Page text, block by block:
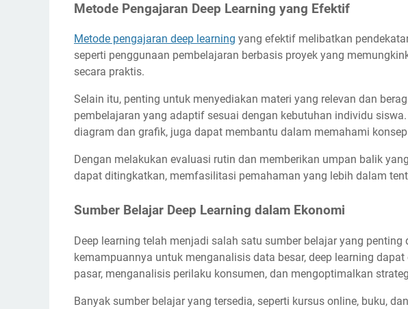
Metode Pengajaran Deep Learning yang Efektif
Metode pengajaran deep learning yang efektif melibatkan
seperti penggunaan pembelajaran berbasis proyek yang
secara praktis.
Selain itu, penting untuk menyediakan materi yang relevan dan
pembelajaran yang adaptif sesuai dengan kebutuhan individu
diagram dan grafik, juga dapat membantu dalam memahami
Dengan melakukan evaluasi rutin dan memberikan umpan balik
dapat ditingkatkan, memfasilitasi pemahaman yang lebih dalam
Sumber Belajar Deep Learning dalam Ekonomi
Deep learning telah menjadi salah satu sumber belajar yang
kemampuannya untuk menganalisis data besar, deep learning
pasar, menganalisis perilaku konsumen, dan mengoptimalkan
Banyak sumber belajar yang tersedia, seperti kursus online, buku,